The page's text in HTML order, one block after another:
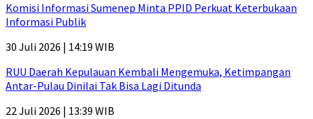
Komisi Informasi Sumenep Minta PPID Perkuat Keterbukaan
Informasi Publik
30 Juli 2026 | 14:19 WIB
RUU Daerah Kepulauan Kembali Mengemuka, Ketimpangan
Antar-Pulau Dinilai Tak Bisa Lagi Ditunda
22 Juli 2026 | 13:39 WIB